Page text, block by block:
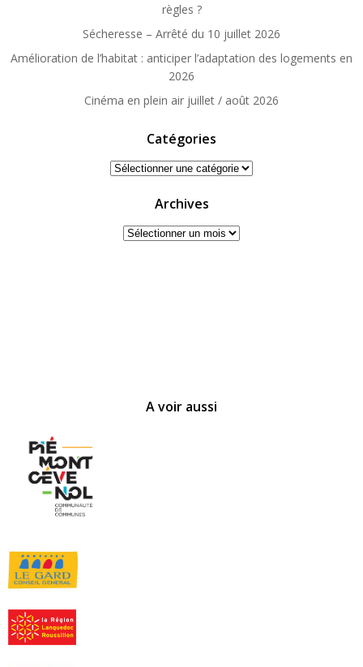
règles ?
Sécheresse – Arrêté du 10 juillet 2026
Amélioration de l’habitat : anticiper l’adaptation des logements en
2026
Cinéma en plein air juillet / août 2026
Catégories
Catégories
Archives
Archives
A voir aussi